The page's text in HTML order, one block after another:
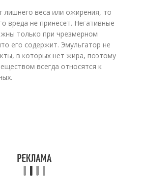
лишнего веса или ожирения, то
вреда не принесет. Негативные
только при чрезмерном
его содержит. Эмульгатор не
в которых нет жира, поэтому
всегда относятся к